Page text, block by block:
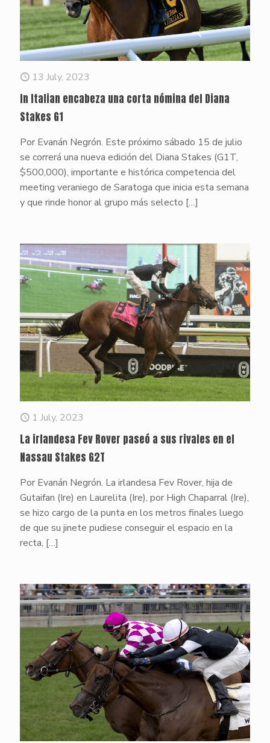
13 July, 2023
In Italian encabeza una corta nómina del Diana
Stakes G1
Por Evanán Negrón. Este próximo sábado 15 de julio
se correrá una nueva edición del Diana Stakes (G1T,
$500,000), importante e histórica competencia del
meeting veraniego de Saratoga que inicia esta semana
y que rinde honor al grupo más selecto […]
1 July, 2023
La irlandesa Fev Rover paseó a sus rivales en el
Nassau Stakes G2T
Por Evanán Negrón. La irlandesa Fev Rover, hija de
Gutaifan (Ire) en Laurelita (Ire), por High Chaparral (Ire),
se hizo cargo de la punta en los metros finales luego
de que su jinete pudiese conseguir el espacio en la
recta, […]